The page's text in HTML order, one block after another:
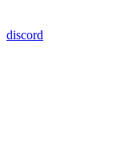
discord